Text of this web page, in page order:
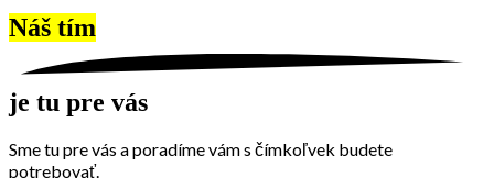
Náš tím
je tu pre vás
Sme tu pre vás a poradíme vám s čímkoľvek budete
potrebovať.